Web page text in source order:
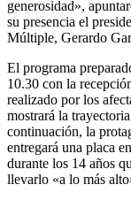
generosidad»,
su presencia el
Múltiple, Gerardo
El programa
10.30 con la
realizado por los
mostrará la
continuación, la
entregará una placa
durante los 14 años
llevarlo «a lo más